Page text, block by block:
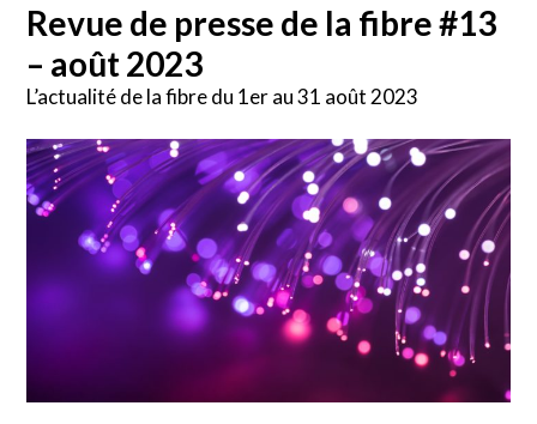
Revue de presse de la fibre #13
– août 2023
L’actualité de la fibre du 1er au 31 août 2023